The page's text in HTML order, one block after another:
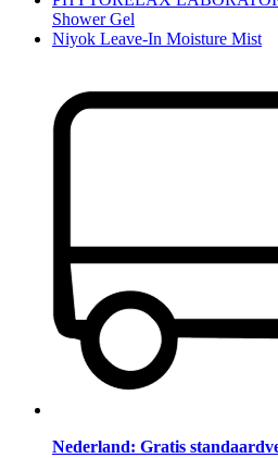
Shower Gel
Niyok Leave-In Moisture Mist
Nederland: Gratis